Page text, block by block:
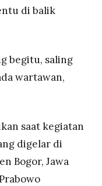
di balik
begitu, saling
wartawan,
saat kegiatan
digelar di
Bogor, Jawa